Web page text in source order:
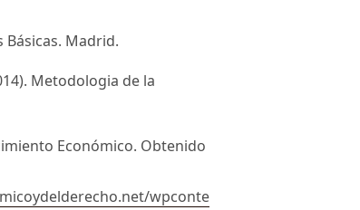
Básicas. Madrid.
Metodologia de la
Económico. Obtenido
wpconte